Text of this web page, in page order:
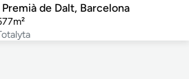
de Dalt, Barcelona